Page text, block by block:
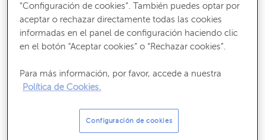
Recibe nuestros contenidos más útiles
Consejos, claves y ¡todo lo que debes saber para gestionar tus finanzas!
SUSCRÍBETE
Por lo tanto, en cada situación específica, se debería
el alquiler de la piscina particular
“Configuración de cookies”. También puedes optar por
aceptar o rechazar directamente todas las cookies
informadas en el panel de configuración haciendo clic
en el botón “Aceptar cookies” o “Rechazar cookies”.
Para más información, por favor, accede a nuestra
Política de Cookies.
Configuración de cookies